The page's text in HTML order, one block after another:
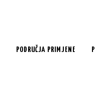
PODRUČJA PRIMJENE